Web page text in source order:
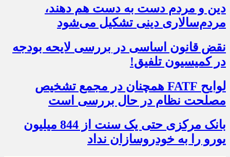
دین و مردم دست به‌ دست هم دهند،
مردم‌سالاری دینی تشکیل می‌شود
نقض قانون اساسی در بررسی لایحه بودجه
در کمیسیون تلفیق!
لوایح FATF همچنان در مجمع تشخیص
مصلحت نظام در حال بررسی است
بانک مرکزی حتی یک سنت از 844 میلیون
یورو را به خودروسازان نداد